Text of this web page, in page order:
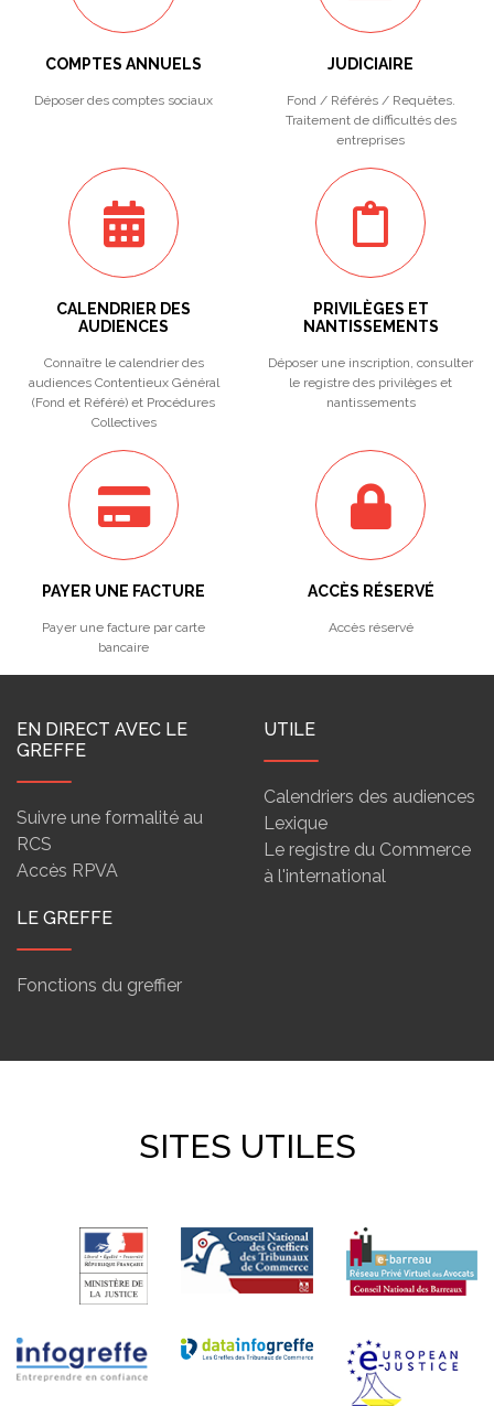
COMPTES ANNUELS
Déposer des comptes sociaux
JUDICIAIRE
Fond / Référés / Requêtes.
Traitement de difficultés des
entreprises
CALENDRIER DES
AUDIENCES
Connaître le calendrier des
audiences Contentieux Général
(Fond et Référé) et Procédures
Collectives
PRIVILÈGES ET
NANTISSEMENTS
Déposer une inscription, consulter
le registre des privilèges et
nantissements
PAYER UNE FACTURE
Payer une facture par carte
bancaire
ACCÈS RÉSERVÉ
Accès réservé
EN DIRECT AVEC LE
GREFFE
Suivre une formalité au
RCS
Accès RPVA
UTILE
Calendriers des audiences
Lexique
Le registre du Commerce
à l'international
LE GREFFE
Fonctions du greffier
SITES UTILES